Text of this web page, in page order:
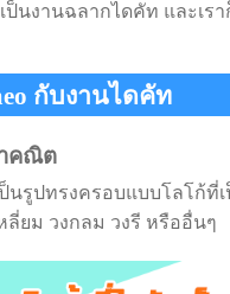
ป็นงานฉลากไดคัท และเร
กับงานไดคัท
คณิต
ทรงครอบแบบโลโก้ที่เป็
ลี่ยม วงกลม วงรี หรืออื่นๆ